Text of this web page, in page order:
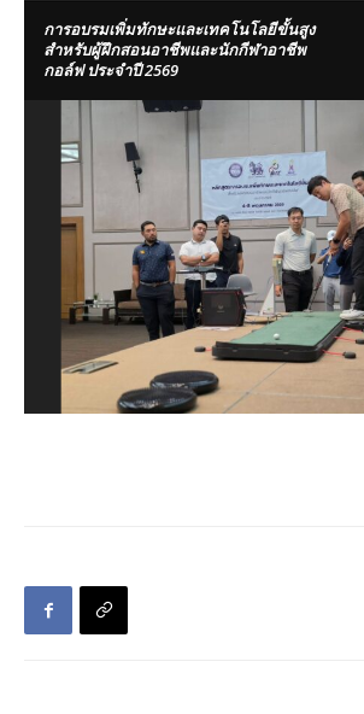
การอบรมเพิ่มทักษะและเทคโนโลยีขั้นสูง
สำหรับผู้ฝึกสอนอาชีพและนักกีฬาอาชีพ
กอล์ฟ ประจำปี 2569